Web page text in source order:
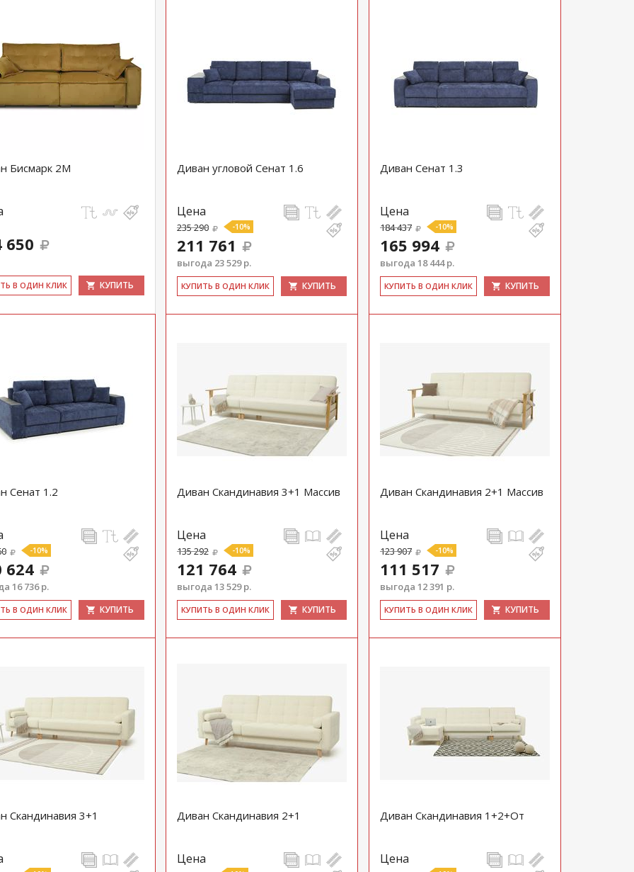
Бисмарк 2М
650
В ОДИН КЛИК КУПИТЬ
Диван угловой Сенат 1.6
Цена
235 290 -10%
211 761
выгода 23 529 р.
КУ­ПИТЬ В ОДИН КЛИК КУПИТЬ
Диван Сенат 1.3
Цена
184 437 -10%
165 994
выгода 18 444 р.
КУ­ПИТЬ В ОДИН КЛИК КУПИТЬ
Сенат 1.2
-10%
624
16 736 р.
В ОДИН КЛИК КУПИТЬ
Диван Скандинавия 3+1 Массив
Цена
135 292 -10%
121 764
выгода 13 529 р.
КУ­ПИТЬ В ОДИН КЛИК КУПИТЬ
Диван Скандинавия 2+1 Массив
Цена
123 907 -10%
111 517
выгода 12 391 р.
КУ­ПИТЬ В ОДИН КЛИК КУПИТЬ
Скандинавия 3+1 Диван Скандинавия 2+1
Цена
Диван Скандинавия 1+2+От
Цена